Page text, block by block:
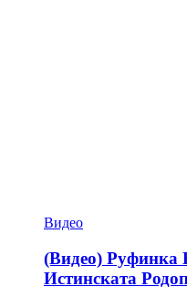
Видео
(Видео) Руфинка
Истинската